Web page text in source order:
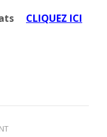
CLIQUEZ ICI